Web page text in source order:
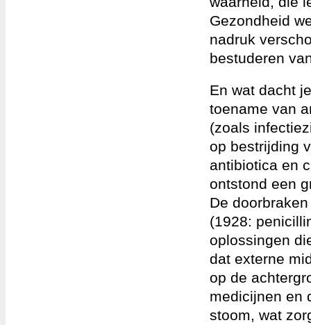
Gezondheid
nadruk
bestuderen
En wat dacht
toename van
(zoals
op bestrijding
antibiotica en
ontstond een
De
(1928:
oplossingen
dat externe
op de
medicijnen en
stoom, wat